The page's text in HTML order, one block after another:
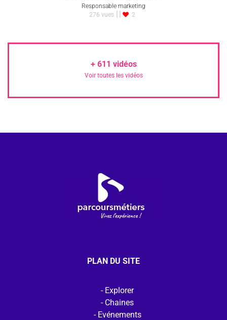
Responsable marketing
276 vues
2
+ 611 vidéos
Voir toutes les vidéos
PLAN DU SITE
Explorer
Chaines
Evénements